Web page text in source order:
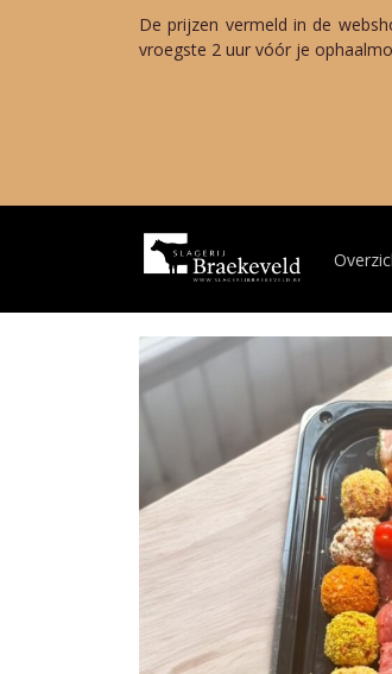
De prijzen vermeld in de
vroegste 2 uur vóór je